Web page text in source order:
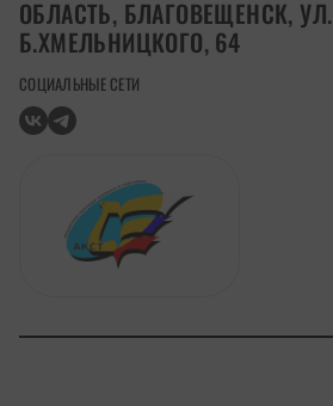
ОБЛАСТЬ, БЛАГОВЕЩЕНСК, УЛ.
Б.ХМЕЛЬНИЦКОГО, 64
СОЦИАЛЬНЫЕ СЕТИ